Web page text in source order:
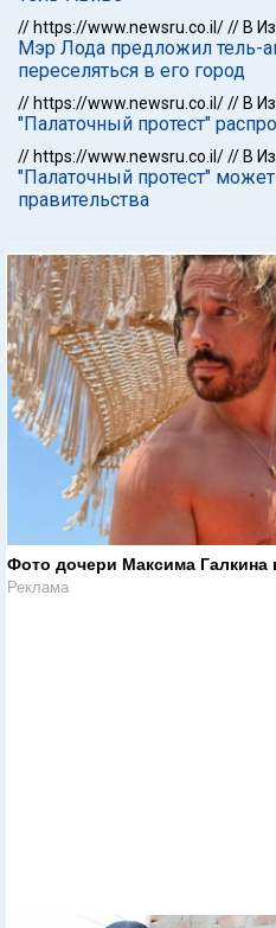
// https://www.newsru.co.il/// В
Мэр Лода предложил тель-
переселяться в его город
// https://www.newsru.co.il/// В
"Палаточный протест"
// https://www.newsru.co.il/// В
"Палаточный протест"
правительства
Фото дочери Максима
Реклама